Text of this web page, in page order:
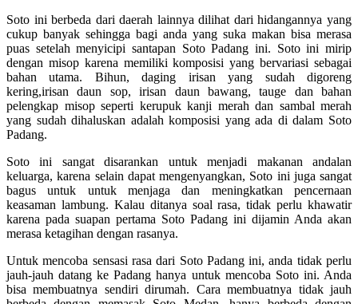
Soto ini berbeda dari daerah lainnya dilihat dari hidangannya yang
cukup banyak sehingga bagi anda yang suka makan bisa merasa
puas setelah menyicipi santapan Soto Padang ini. Soto ini mirip
dengan misop karena memiliki komposisi yang bervariasi sebagai
bahan utama. Bihun, daging irisan yang sudah digoreng
kering,irisan daun sop, irisan daun bawang, tauge dan bahan
pelengkap misop seperti kerupuk kanji merah dan sambal merah
yang sudah dihaluskan adalah komposisi yang ada di dalam Soto
Padang.
Soto ini sangat disarankan untuk menjadi makanan andalan
keluarga, karena selain dapat mengenyangkan, Soto ini juga sangat
bagus untuk untuk menjaga dan meningkatkan pencernaan
keasaman lambung. Kalau ditanya soal rasa, tidak perlu khawatir
karena pada suapan pertama Soto Padang ini dijamin Anda akan
merasa ketagihan dengan rasanya.
Untuk mencoba sensasi rasa dari Soto Padang ini, anda tidak perlu
jauh-jauh datang ke Padang hanya untuk mencoba Soto ini. Anda
bisa membuatnya sendiri dirumah. Cara membuatnya tidak jauh